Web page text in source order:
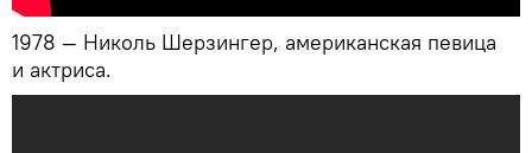
1978 — Николь Шерзингер, американская певица
и актриса.